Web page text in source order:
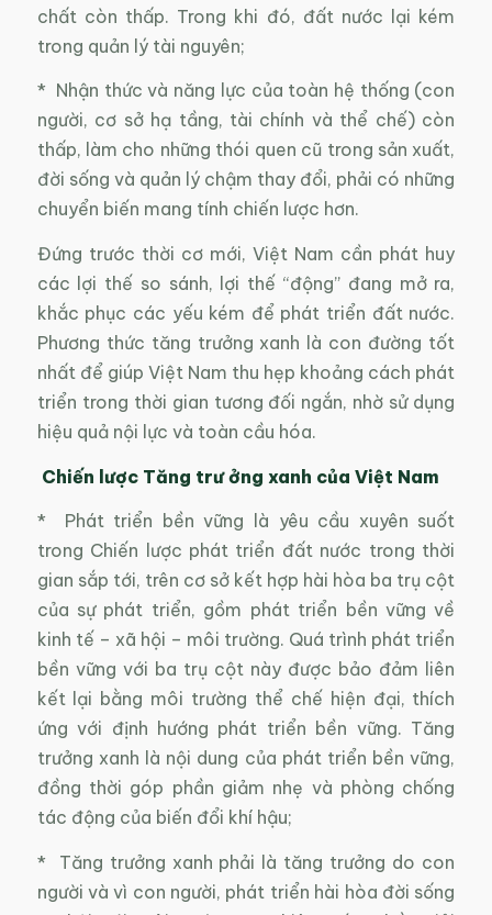
chất còn thấp. Trong khi đó, đất nước lại kém
trong quản lý tài nguyên;
* Nhận thức và năng lực của toàn hệ thống (con
người, cơ sở hạ tầng, tài chính và thể chế) còn
thấp, làm cho những thói quen cũ trong sản xuất,
đời sống và quản lý chậm thay đổi, phải có những
chuyển biến mang tính chiến lược hơn.
Đứng trước thời cơ mới, Việt Nam cần phát huy
các lợi thế so sánh, lợi thế “động” đang mở ra,
khắc phục các yếu kém để phát triển đất nước.
Phương thức tăng trưởng xanh là con đường tốt
nhất để giúp Việt Nam thu hẹp khoảng cách phát
triển trong thời gian tương đối ngắn, nhờ sử dụng
hiệu quả nội lực và toàn cầu hóa.
Chiến lược Tăng trư ởng xanh của Việt Nam
* Phát triển bền vững là yêu cầu xuyên suốt
trong Chiến lược phát triển đất nước trong thời
gian sắp tới, trên cơ sở kết hợp hài hòa ba trụ cột
của sự phát triển, gồm phát triển bền vững về
kinh tế – xã hội – môi trường. Quá trình phát triển
bền vững với ba trụ cột này được bảo đảm liên
kết lại bằng môi trường thể chế hiện đại, thích
ứng với định hướng phát triển bền vững. Tăng
trưởng xanh là nội dung của phát triển bền vững,
đồng thời góp phần giảm nhẹ và phòng chống
tác động của biến đổi khí hậu;
* Tăng trưởng xanh phải là tăng trưởng do con
người và vì con người, phát triển hài hòa đời sống